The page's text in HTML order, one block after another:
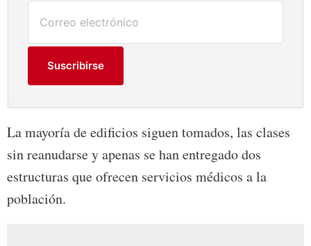
Suscribirse
La mayoría de edificios siguen tomados, las clases
sin reanudarse y apenas se han entregado dos
estructuras que ofrecen servicios médicos a la
población.